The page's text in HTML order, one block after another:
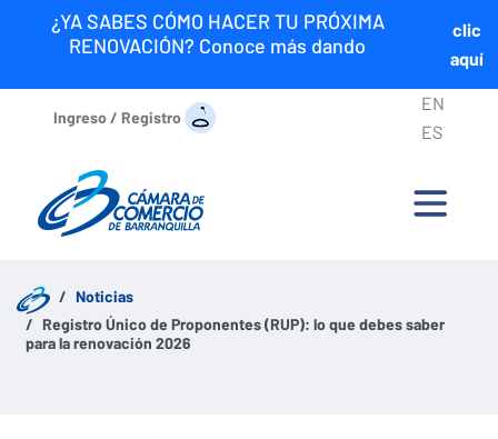
¿YA SABES CÓMO HACER TU PRÓXIMA
RENOVACIÓN? Conoce más dando
clic
aquí
Ingreso / Registro
EN
ES
Noticias
Registro Único de Proponentes (RUP): lo que debes saber
para la renovación 2026